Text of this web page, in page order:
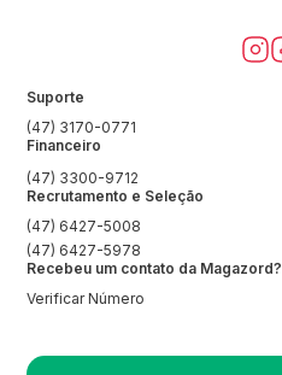
Suporte
(47) 3170-0771
Financeiro
(47) 3300-9712
Recrutamento e Seleção
(47) 6427-5008
(47) 6427-5978
Recebeu um contato da Magazord?
Verificar Número